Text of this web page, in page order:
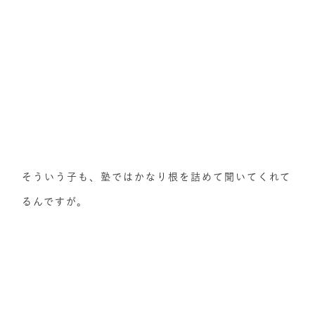
そういう子も、塾ではかなり根を詰めて聞いてくれて
るんですが。